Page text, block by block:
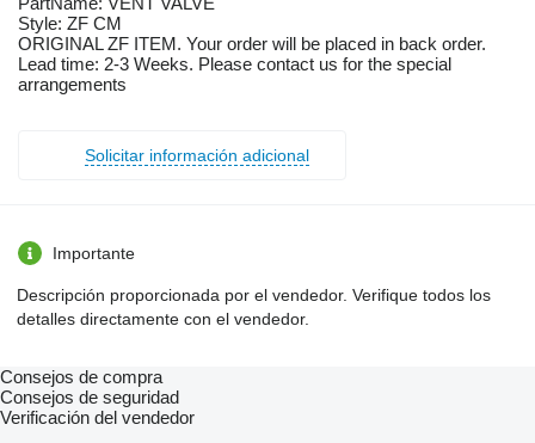
Style: ZF CM
ORIGINAL ZF ITEM. Your order will be placed in back order.
Lead time: 2-3 Weeks. Please contact us for the special
arrangements
Solicitar información adicional
Importante
Descripción proporcionada por el vendedor. Verifique todos los
detalles directamente con el vendedor.
Consejos de compra
Consejos de seguridad
Verificación del vendedor